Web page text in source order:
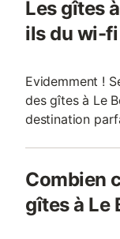
Les gîtes
ils du wi-fi
Evidemment !
des gîtes à Le
destination
Combien
gîtes à Le